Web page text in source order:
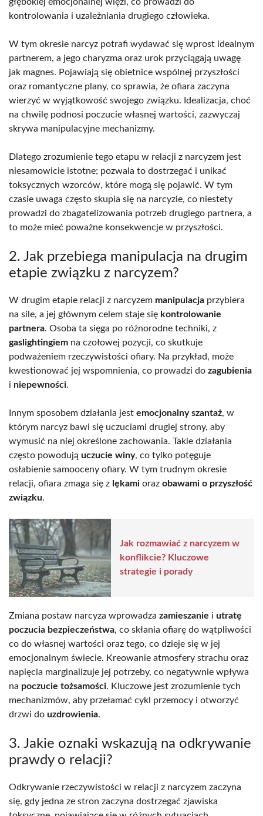
kontrolowania i uzależniania drugiego człowieka.
W tym okresie narcyz potrafi wydawać się wprost idealnym
partnerem, a jego charyzma oraz urok przyciągają uwagę
jak magnes. Pojawiają się obietnice wspólnej przyszłości
oraz romantyczne plany, co sprawia, że ofiara zaczyna
wierzyć w wyjątkowość swojego związku. Idealizacja, choć
na chwilę podnosi poczucie własnej wartości, zazwyczaj
skrywa manipulacyjne mechanizmy.
Dlatego zrozumienie tego etapu w relacji z narcyzem jest
niesamowicie istotne; pozwala to dostrzegać i unikać
toksycznych wzorców, które mogą się pojawić. W tym
czasie uwaga często skupia się na narcyzie, co niestety
prowadzi do zbagatelizowania potrzeb drugiego partnera, a
to może mieć poważne konsekwencje w przyszłości.
2. Jak przebiega manipulacja na drugim
etapie związku z narcyzem?
W drugim etapie relacji z narcyzem manipulacja przybiera
na sile, a jej głównym celem staje się kontrolowanie
partnera. Osoba ta sięga po różnorodne techniki, z
gaslightingiem na czołowej pozycji, co skutkuje
podważeniem rzeczywistości ofiary. Na przykład, może
kwestionować jej wspomnienia, co prowadzi do zagubienia
i niepewności.
Innym sposobem działania jest emocjonalny szantaż, w
którym narcyz bawi się uczuciami drugiej strony, aby
wymusić na niej określone zachowania. Takie działania
często powodują uczucie winy, co tylko potęguje
osłabienie samooceny ofiary. W tym trudnym okresie
relacji, ofiara zmaga się z lękami oraz obawami o przyszłość
związku.
Jak rozmawiać z narcyzem w
konflikcie? Kluczowe
strategie i porady
Zmiana postaw narcyza wprowadza zamieszanie i utratę
poczucia bezpieczeństwa, co skłania ofiarę do wątpliwości
co do własnej wartości oraz tego, co dzieje się w jej
emocjonalnym świecie. Kreowanie atmosfery strachu oraz
napięcia marginalizuje jej potrzeby, co negatywnie wpływa
na poczucie tożsamości. Kluczowe jest zrozumienie tych
mechanizmów, aby przełamać cykl przemocy i otworzyć
drzwi do uzdrowienia.
3. Jakie oznaki wskazują na odkrywanie
prawdy o relacji?
Odkrywanie rzeczywistości w relacji z narcyzem zaczyna
się, gdy jedna ze stron zaczyna dostrzegać zjawiska